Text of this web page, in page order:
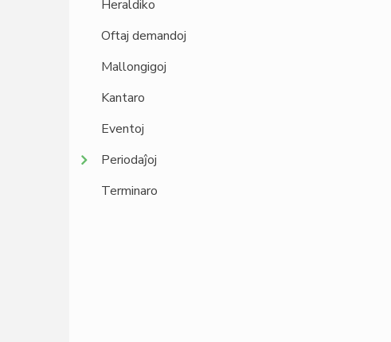
Heraldiko
Oftaj demandoj
Mallongigoj
Kantaro
Eventoj
Periodaĵoj
Terminaro